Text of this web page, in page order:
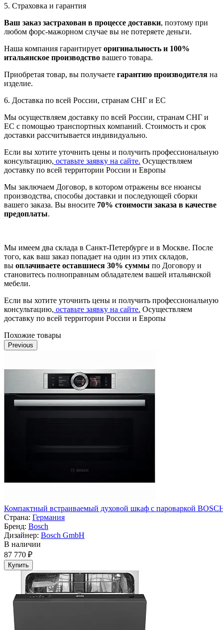
5. Страховка и гарантия
Ваш заказ застрахован в процессе доставки, поэтому при
любом форс-мажорном случае вы не потеряете деньги.
Наша компания гарантирует оригинальность и 100%
итальянское производство вашего товара.
Приобретая товар, вы получаете гарантию производителя на
изделие.
6. Доставка по всей России, странам СНГ и ЕС
Мы осуществляем доставку по всей России, странам СНГ и
ЕС с помощью транспортных компаний. Стоимость и срок
доставки рассчитывается индивидуально.
Если вы хотите уточнить цены и получить профессиональную
консультацию, оставьте заявку на сайте. Осуществляем
доставку по всей территории России и Европы
Мы заключаем Договор, в котором отражены все нюансы
производства, способы доставки и последующей сборки
вашего заказа. Вы вносите 70% стоимости заказа в качестве
предоплаты.
Мы имеем два склада в Санкт-Петербурге и в Москве. После
того, как ваш заказ попадает на один из этих складов,
вы оплачиваете оставшиеся 30% суммы по Договору и
становитесь полноправным обладателем вашей итальянской
мебели.
Если вы хотите уточнить цены и получить профессиональную
консультацию, оставьте заявку на сайте. Осуществляем
доставку по всей территории России и Европы
Похожие товары
Previous
Компактный встраиваемый духовой шкаф с пароваркой
Страна: Германия
Бренд: Bosch
Дизайнер: Bosch GmbH
В наличии
87 770 ₽
Купить